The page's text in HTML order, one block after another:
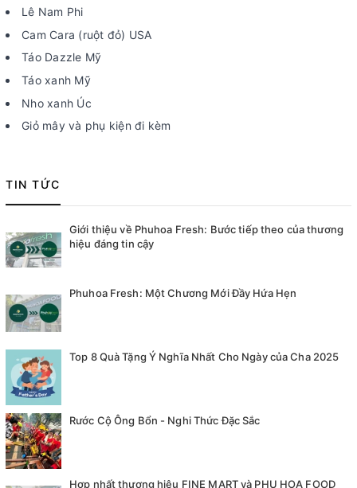
Lê Nam Phi
Cam Cara (ruột đỏ) USA
Táo Dazzle Mỹ
Táo xanh Mỹ
Nho xanh Úc
Giỏ mây và phụ kiện đi kèm
TIN TỨC
Giới thiệu về Phuhoa Fresh: Bước tiếp theo của thương
hiệu đáng tin cậy
Phuhoa Fresh: Một Chương Mới Đầy Hứa Hẹn
Top 8 Quà Tặng Ý Nghĩa Nhất Cho Ngày của Cha 2025
Rước Cộ Ông Bổn - Nghi Thức Đặc Sắc
Hợp nhất thương hiệu FINE MART và PHU HOA FOOD